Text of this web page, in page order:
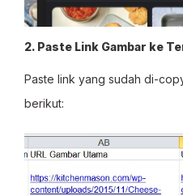
2. Paste Link Gambar ke
Paste link yang sudah di-
berikut: